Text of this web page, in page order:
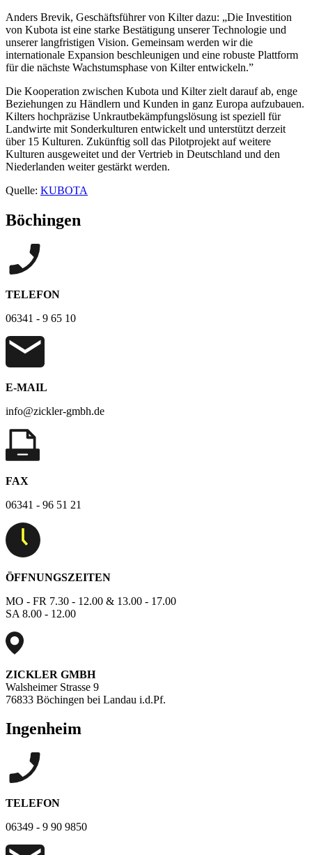
Anders Brevik, Geschäftsführer von Kilter dazu: „Die Investition
von Kubota ist eine starke Bestätigung unserer Technologie und
unserer langfristigen Vision. Gemeinsam werden wir die
internationale Expansion beschleunigen und eine robuste Plattform
für die nächste Wachstumsphase von Kilter entwickeln.”
Die Kooperation zwischen Kubota und Kilter zielt darauf ab, enge
Beziehungen zu Händlern und Kunden in ganz Europa aufzubauen.
Kilters hochpräzise Unkrautbekämpfungslösung ist speziell für
Landwirte mit Sonderkulturen entwickelt und unterstützt derzeit
über 15 Kulturen. Zukünftig soll das Pilotprojekt auf weitere
Kulturen ausgeweitet und der Vertrieb in Deutschland und den
Niederlanden weiter gestärkt werden.
Quelle: KUBOTA
Böchingen
TELEFON
06341 - 9 65 10
E-MAIL
info@zickler-gmbh.de
FAX
06341 - 96 51 21
ÖFFNUNGSZEITEN
MO - FR 7.30 - 12.00 & 13.00 - 17.00
SA 8.00 - 12.00
ZICKLER GMBH
Walsheimer Strasse 9
76833 Böchingen bei Landau i.d.Pf.
Ingenheim
TELEFON
06349 - 9 90 9850